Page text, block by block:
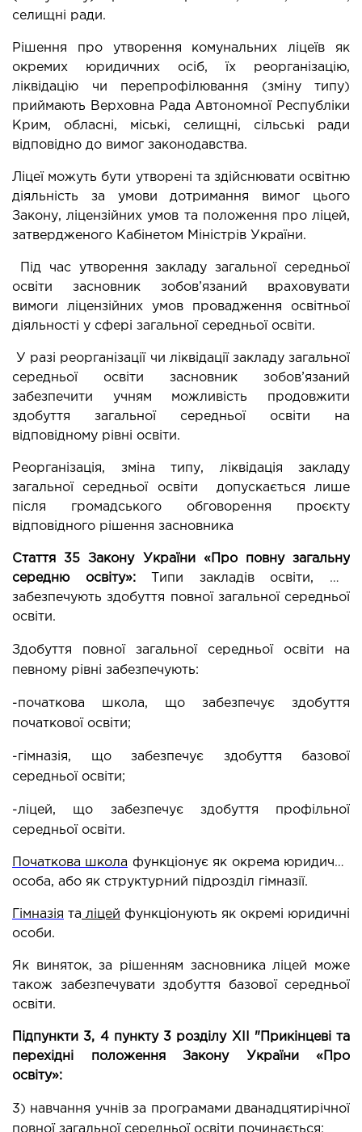
селищні ради.
Рішення про утворення комунальних ліцеїв як
окремих юридичних осіб, їх реорганізацію,
ліквідацію чи перепрофілювання (зміну типу)
приймають Верховна Рада Автономної Республіки
Крим, обласні, міські, селищні, сільські ради
відповідно до вимог законодавства.
Ліцеї можуть бути утворені та здійснювати освітню
діяльність за умови дотримання вимог цього
Закону, ліцензійних умов та положення про ліцей,
затвердженого Кабінетом Міністрів України.
Під час утворення закладу загальної середньої
освіти засновник зобов’язаний враховувати
вимоги ліцензійних умов провадження освітньої
діяльності у сфері загальної середньої освіти.
У разі реорганізації чи ліквідації закладу загальної
середньої освіти засновник зобов’язаний
забезпечити учням можливість продовжити
здобуття загальної середньої освіти на
відповідному рівні освіти.
Реорганізація, зміна типу, ліквідація закладу
загальної середньої освіти  допускається лише
після громадського обговорення проєкту
відповідного рішення засновника
Стаття 35 Закону України «Про повну загальну
середню освіту»:
Типи закладів освіти, що
забезпечують здобуття повної загальної середньої
освіти.
Здобуття повної загальної середньої освіти на
певному рівні забезпечують:
-початкова школа, що забезпечує здобуття
початкової освіти;
-гімназія, що забезпечує здобуття базової
середньої освіти;
-ліцей, що забезпечує здобуття профільної
середньої освіти.
Початкова школа функціонує як окрема юридична
особа, або як структурний підрозділ гімназії.
Гімназія та ліцей функціонують як окремі юридичні
особи.
Як виняток, за рішенням засновника ліцей може
також забезпечувати здобуття базової середньої
освіти.
Підпункти 3, 4 пункту 3 розділу XII "Прикінцеві та
перехідні положення Закону України «Про
освіту»:
3) навчання учнів за програмами дванадцятирічної
повної загальної середньої освіти починається: